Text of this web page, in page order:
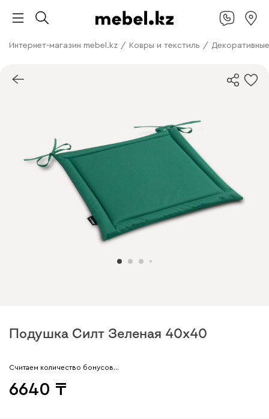
Интернет-магазин mebel.kz / Ковры и текстиль /
Подушка Силт Зеленая 40x40
Считаем количество бонусов…
6640